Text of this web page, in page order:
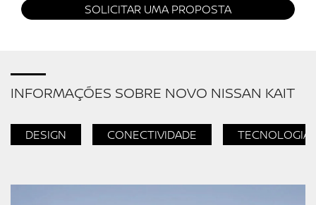
SOLICITAR UMA PROPOSTA
INFORMAÇÕES SOBRE NOVO NISSAN KAIT
DESIGN CONECTIVIDADE TECNOLOGIA